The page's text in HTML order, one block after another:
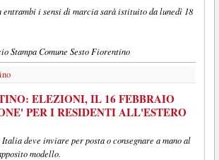
i sensi di marcia sarà istituito da lunedì 18
Stampa Comune Sesto Fiorentino
ELEZIONI, IL 16 FEBBRAIO
PER I RESIDENTI ALL'ESTERO
deve inviare per posta o consegnare a mano al
modello.